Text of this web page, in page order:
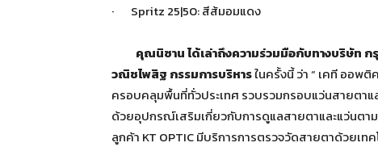
· Spritz 25|50: สีส้มอมแดง
คุณนิซานได้เล่าถึงความร่วมมือกับทางบริษัท
วณิชไพสิฐ กรรมการบริหารในครั้งนี้ ว่า “ เคที ออพ
ครอบคลุมพื้นที่ทั่วประเทศ รวบรวมกรอบแว่นสายตา
ด้วยอุปกรณ์เสริมเกี่ยวกับการดูแลสายตาและแว่นต
ลูกค้า KT OPTIC มีบริการการตรวจวัดสายตาด้วยเ